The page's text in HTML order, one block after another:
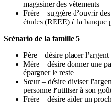
magasiner des vêtements
Frère – suggère d’ouvrir des
études (REEE) à la banque
Scénario de la famille 5
Père – désire placer l’argent
Mère – désire donner une
épargner le reste
Sœur – désire diviser l’
personne l’utiliser à son goût
Frère – désire aider un